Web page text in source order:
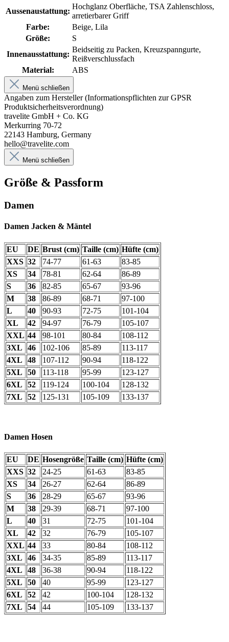
Aussenaustattung:
Hochglanz Oberfläche, TSA Zahlenschloss,
arretierbarer Griff
Farbe:
Beige, Lila
Größe:
S
Innenausstattung:
Beidseitig zu Packen, Kreuzspanngurte,
Reißverschlussfach
Material:
ABS
Menü schließen
Angaben zum Hersteller (Informationspflichten zur GPSR
Produktsicherheitsverordnung)
travelite GmbH + Co. KG
Merkurring 70-72
22143 Hamburg, Germany
hello@travelite.com
Menü schließen
Größe & Passform
Damen
Damen Jacken & Mäntel
EU DE Brust (cm) Taille (cm) Hüfte (cm)
XXS 32 74-77 61-63
83-85
XS
34 78-81 62-64
86-89
S
36 82-85 65-67
93-96
M
38 86-89 68-71
97-100
L
40 90-93 72-75
101-104
XL
42 94-97 76-79
105-107
XXL 44 98-101 80-84
108-112
3XL
46 102-106 85-89
113-117
4XL
48 107-112 90-94
118-122
5XL
50 113-118 95-99
123-127
6XL
52 119-124 100-104
128-132
7XL
52 125-131 105-109 133-137
Damen Hosen
EU DE Hosengröße Taille (cm) Hüfte (cm)
XXS 32 24-25 61-63
83-85
XS
34 26-27 62-64
86-89
S
36 28-29 65-67
93-96
M
38 29-39 68-71
97-100
L
40 31 72-75
101-104
XL
42 32 76-79
105-107
XXL 44 33 80-84
108-112
3XL
46 34-35 85-89
113-117
4XL
48 36-38 90-94
118-122
5XL
50 40 95-99
123-127
6XL
52 42 100-104
128-132
7XL
54 44 105-109 133-137